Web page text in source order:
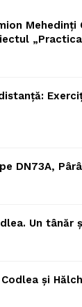
Mehedinți
DN73A,
Un tânăr
și